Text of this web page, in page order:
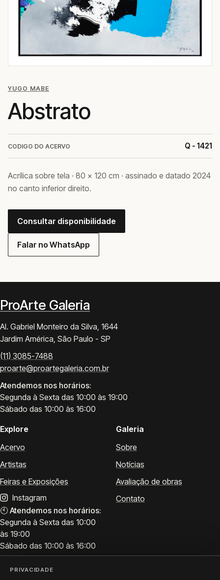
YUGO MABE
Abstrato
CODIGO DO ACERVO Q - 1421
Acrílica sobre tela · 80 × 120 cm · assinado e datado 2024
no canto inferior direito.
Consultar disponibilidade
Falar no WhatsApp
ProArte Galeria
Al. Gabriel Monteiro da Silva, 1644
Jardim América, São Paulo - SP
(11) 3085-7488
proarte@proartegaleria.com.br
Atendemos nos horários:
Segunda à Sexta das 10:00 às 19:00
Sábado das 10:00 às 16:00
Explore
Acervo
Artistas
Feiras e Exposições
Instagram
🕙 Atendemos nos horários:
Segunda à Sexta das 10:00
às 19:00
Sábado das 10:00 às 16:00
Galeria
Sobre
Notícias
Avaliação de obras
Contato
PRIVACIDADE